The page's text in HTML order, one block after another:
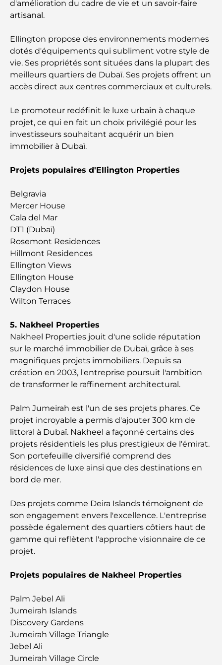
26)
Guide des salles de sport de Damac Hills : Les
meilleures options de remise en forme à Damac
Hills et aux alentours
le shopping et les loisirs
Que faire au DIFC : explorez le quartier le plus
dynamique de Dubaï
Cartes de crédit aux Émirats arabes unis : un guide
Hôpital du DIFC : des soins médicaux de classe
mondiale à Dubaï
Rarest Car in the World: Automotive Legends
Beyond Price
Salles de sport au DIFC : quand le fitness
rencontre le style de vie professionnel
un guide pour les investisseurs modernes
Family Beach Club Dubai : Là où divertissement et
détente se rencontrent
Les meilleures écoles IB à Dubaï : un guide
Plan directeur de Dubai Hills : une vision pour la
vie communautaire moderne
Restaurant de l'Opéra de Dubaï : Quand la
gastronomie rencontre la culture
définissent le luxe sur mesure
Restaurants de J1 Beach : la nouvelle destination
gastronomique de luxe à Dubaï
Les montres Rolex les plus chères jamais vendues
Crèches à Dubai Hills : Guide pour les parents
A Brief Guide to Buying Property in Dubai (2025-
26)
d'amélioration du cadre de vie et un savoir-faire
artisanal.
Ellington propose des environnements modernes
dotés d'équipements qui subliment votre style de
vie. Ses propriétés sont situées dans la plupart des
meilleurs quartiers de Dubaï. Ses projets offrent un
accès direct aux centres commerciaux et culturels.
Le promoteur redéfinit le luxe urbain à chaque
projet, ce qui en fait un choix privilégié pour les
investisseurs souhaitant acquérir un bien
immobilier à Dubaï.
Projets populaires d'Ellington Properties
Belgravia
Mercer House
Cala del Mar
DT1 (Dubaï)
Rosemont Residences
Hillmont Residences
Ellington Views
Ellington House
Claydon House
Wilton Terraces
5. Nakheel Properties
Nakheel Properties jouit d'une solide réputation
sur le marché immobilier de Dubaï, grâce à ses
magnifiques projets immobiliers. Depuis sa
création en 2003, l'entreprise poursuit l'ambition
de transformer le raffinement architectural.
Palm Jumeirah est l'un de ses projets phares. Ce
projet incroyable a permis d'ajouter 300 km de
littoral à Dubaï. Nakheel a façonné certains des
projets résidentiels les plus prestigieux de l'émirat.
Son portefeuille diversifié comprend des
résidences de luxe ainsi que des destinations en
bord de mer.
Des projets comme Deira Islands témoignent de
son engagement envers l'excellence. L'entreprise
possède également des quartiers côtiers haut de
gamme qui reflètent l'approche visionnaire de ce
projet.
Projets populaires de Nakheel Properties
Palm Jebel Ali
Jumeirah Islands
Discovery Gardens
Jumeirah Village Triangle
Jebel Ali
Jumeirah Village Circle